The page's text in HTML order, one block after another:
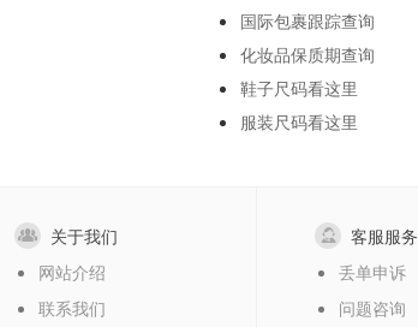
国际包裹跟踪查询
化妆品保质期查询
鞋子尺码看这里
服装尺码看这里
关于我们
网站介绍
联系我们
客服服务
丢单申诉
问题咨询